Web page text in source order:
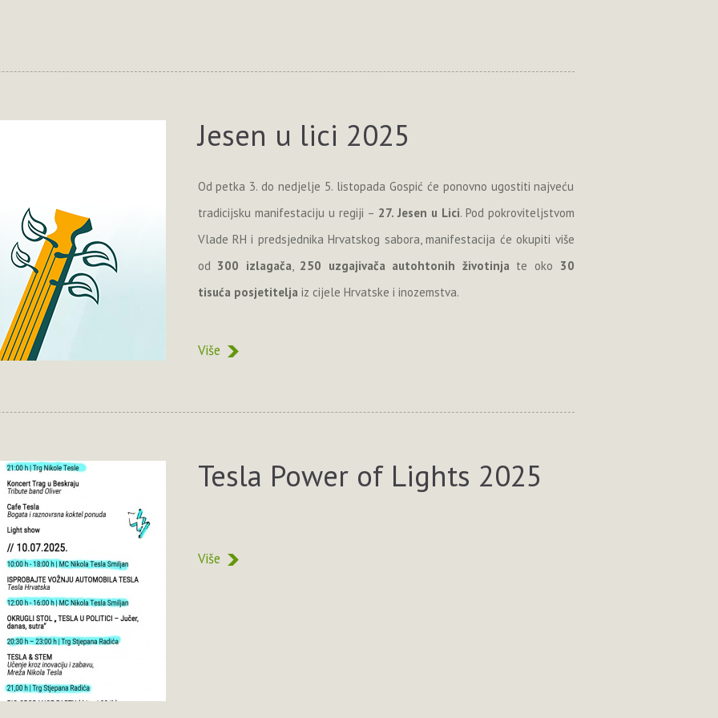
Jesen u lici 2025
Od petka 3. do nedjelje 5. listopada Gospić će ponovno ugostiti najveću
tradicijsku manifestaciju u regiji – 27. Jesen u Lici. Pod pokroviteljstvom
Vlade RH i predsjednika Hrvatskog sabora, manifestacija će okupiti više
od 300 izlagača, 250 uzgajivača autohtonih životinja te oko 30
tisuća posjetitelja iz cijele Hrvatske i inozemstva.
Više
Tesla Power of Lights 2025
Više